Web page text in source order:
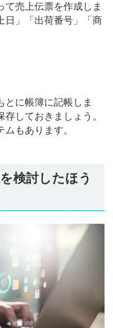
て売上伝票を作成しま
日」「出荷番号」「商
とに帳簿に記帳しま
しておきましょう。
もあります。
検討したほう